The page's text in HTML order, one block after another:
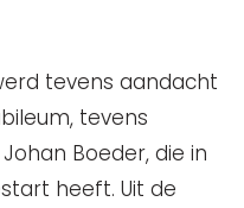
tevens aandacht
tevens
Boeder, die in
heeft. Uit de